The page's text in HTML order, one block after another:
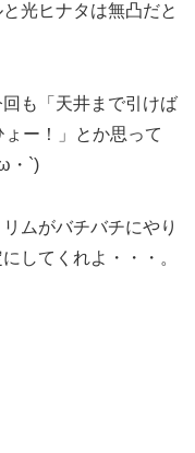
光ヒナタは無凸だと
も「天井まで引けば
ー！」とか思って
・`)
ムがバチバチにやり
してくれよ・・・。